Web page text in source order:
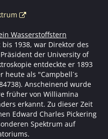
Wasserstoffstern
1938, war Direktor des
der University of
entdeckte er 1893
heute als "Campbell´s
Anscheinend wurde
früher von Williamina
erkannt. Zu dieser Zeit
Edward Charles Pickering
Spektrum auf